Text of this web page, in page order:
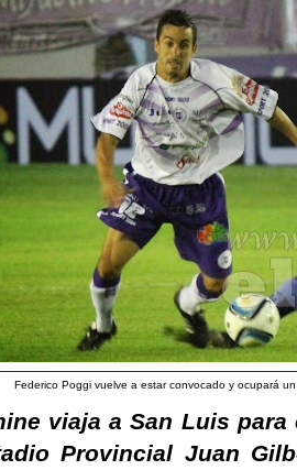
Federico Poggi vuelve a estar convocado y ocupará
viaja a San Luis
Provincial Juan